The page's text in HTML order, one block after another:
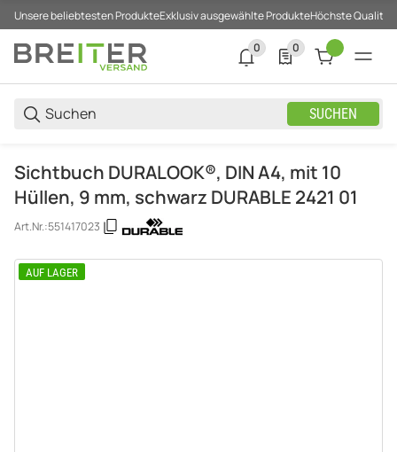
Unsere beliebtesten ProdukteExklusiv ausgewählte ProdukteHöchste Qualität
SUCHEN
0
0 neue Notifizierungen
0
0 Produkte in der
Sichtbuch DURALOOK®, DIN A4, mit 10
Hüllen, 9 mm, schwarz DURABLE 2421 01
Art.Nr.:551417023
AUF LAGER